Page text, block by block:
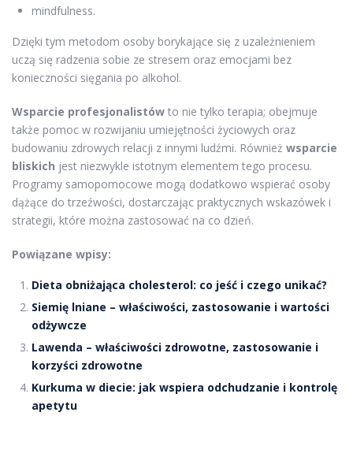
mindfulness.
Dzięki tym metodom osoby borykające się z uzależnieniem
uczą się radzenia sobie ze stresem oraz emocjami bez
konieczności sięgania po alkohol.
Wsparcie profesjonalistów to nie tylko terapia; obejmuje
także pomoc w rozwijaniu umiejętności życiowych oraz
budowaniu zdrowych relacji z innymi ludźmi. Również wsparcie
bliskich jest niezwykle istotnym elementem tego procesu.
Programy samopomocowe mogą dodatkowo wspierać osoby
dążące do trzeźwości, dostarczając praktycznych wskazówek i
strategii, które można zastosować na co dzień.
Powiązane wpisy:
Dieta obniżająca cholesterol: co jeść i czego unikać?
Siemię lniane – właściwości, zastosowanie i wartości
odżywcze
Lawenda – właściwości zdrowotne, zastosowanie i
korzyści zdrowotne
Kurkuma w diecie: jak wspiera odchudzanie i kontrolę
apetytu